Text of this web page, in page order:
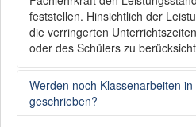
feststellen. Hinsichtlich der
die verringerten
oder des Schülers zu
Werden noch Klassenarbeiten
geschrieben?